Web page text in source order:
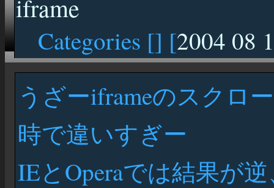
iframe
Categories [] [2004 08
うざーiframeのスクロ
時で違いすぎー
IEとOperaでは結果が